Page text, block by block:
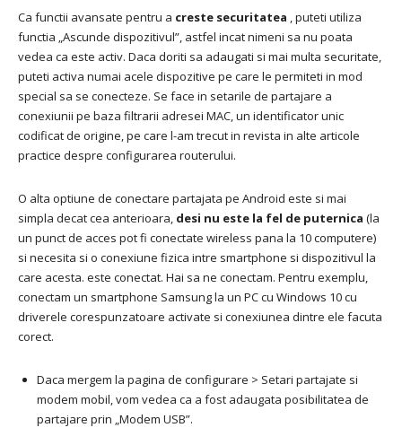
Ca functii avansate pentru a creste securitatea , puteti utiliza
functia „Ascunde dispozitivul”, astfel incat nimeni sa nu poata
vedea ca este activ. Daca doriti sa adaugati si mai multa securitate,
puteti activa numai acele dispozitive pe care le permiteti in mod
special sa se conecteze. Se face in setarile de partajare a
conexiunii pe baza filtrarii adresei MAC, un identificator unic
codificat de origine, pe care l-am trecut in revista in alte articole
practice despre configurarea routerului.
O alta optiune de conectare partajata pe Android este si mai
simpla decat cea anterioara, desi nu este la fel de puternica (la
un punct de acces pot fi conectate wireless pana la 10 computere)
si necesita si o conexiune fizica intre smartphone si dispozitivul la
care acesta. este conectat. Hai sa ne conectam. Pentru exemplu,
conectam un smartphone Samsung la un PC cu Windows 10 cu
driverele corespunzatoare activate si conexiunea dintre ele facuta
corect.
Daca mergem la pagina de configurare > Setari partajate si
modem mobil, vom vedea ca a fost adaugata posibilitatea de
partajare prin „Modem USB”.